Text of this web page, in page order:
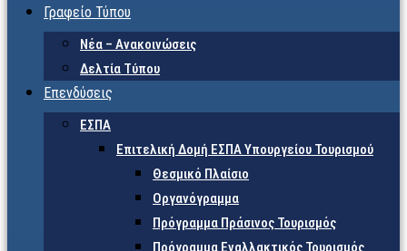
Γραφείο Τύπου
Νέα – Ανακοινώσεις
Δελτία Τύπου
Επενδύσεις
ΕΣΠΑ
Επιτελική Δομή ΕΣΠΑ Υπουργείου Τουρισμού
Θεσμικό Πλαίσιο
Οργανόγραμμα
Πρόγραμμα Πράσινος Τουρισμός
Πρόγραμμα Εναλλακτικός Τουρισμός